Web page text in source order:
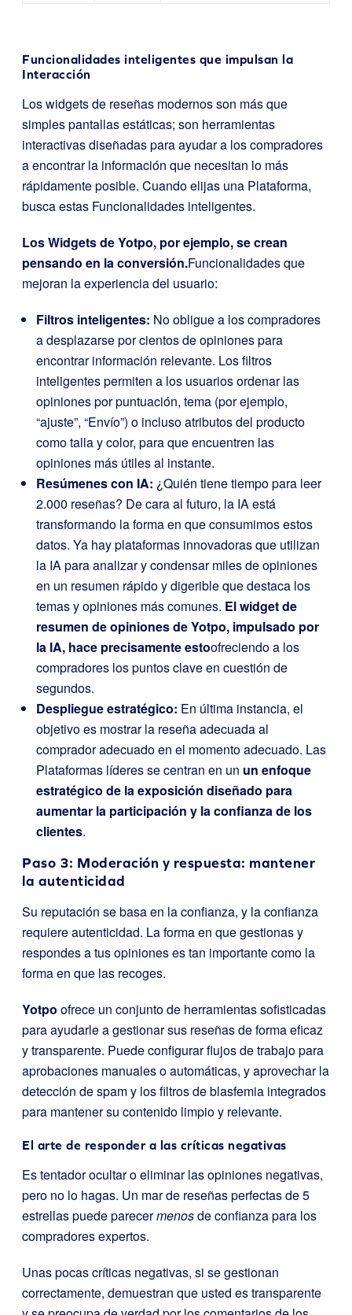
Funcionalidades inteligentes que impulsan la
Interacción
Los widgets de reseñas modernos son más que
simples pantallas estáticas; son herramientas
interactivas diseñadas para ayudar a los compradores
a encontrar la información que necesitan lo más
rápidamente posible. Cuando elijas una Plataforma,
busca estas Funcionalidades inteligentes.
Los Widgets de Yotpo, por ejemplo, se crean
pensando en la conversión.Funcionalidades que
mejoran la experiencia del usuario:
Filtros inteligentes: No obligue a los compradores
a desplazarse por cientos de opiniones para
encontrar información relevante. Los filtros
inteligentes permiten a los usuarios ordenar las
opiniones por puntuación, tema (por ejemplo,
“ajuste”, “Envío”) o incluso atributos del producto
como talla y color, para que encuentren las
opiniones más útiles al instante.
Resúmenes con IA: ¿Quién tiene tiempo para leer
2.000 reseñas? De cara al futuro, la IA está
transformando la forma en que consumimos estos
datos. Ya hay plataformas innovadoras que utilizan
la IA para analizar y condensar miles de opiniones
en un resumen rápido y digerible que destaca los
temas y opiniones más comunes. El widget de
resumen de opiniones de Yotpo, impulsado por
la IA, hace precisamente estoofreciendo a los
compradores los puntos clave en cuestión de
segundos.
Despliegue estratégico: En última instancia, el
objetivo es mostrar la reseña adecuada al
comprador adecuado en el momento adecuado. Las
Plataformas líderes se centran en un un enfoque
estratégico de la exposición diseñado para
aumentar la participación y la confianza de los
clientes.
Paso 3: Moderación y respuesta: mantener
la autenticidad
Su reputación se basa en la confianza, y la confianza
requiere autenticidad. La forma en que gestionas y
respondes a tus opiniones es tan importante como la
forma en que las recoges.
Yotpo ofrece un conjunto de herramientas sofisticadas
para ayudarle a gestionar sus reseñas de forma eficaz
y transparente. Puede configurar flujos de trabajo para
aprobaciones manuales o automáticas, y aprovechar la
detección de spam y los filtros de blasfemia integrados
para mantener su contenido limpio y relevante.
El arte de responder a las críticas negativas
Es tentador ocultar o eliminar las opiniones negativas,
pero no lo hagas. Un mar de reseñas perfectas de 5
estrellas puede parecermenosde confianza para los
compradores expertos.
Unas pocas críticas negativas, si se gestionan
correctamente, demuestran que usted es transparente